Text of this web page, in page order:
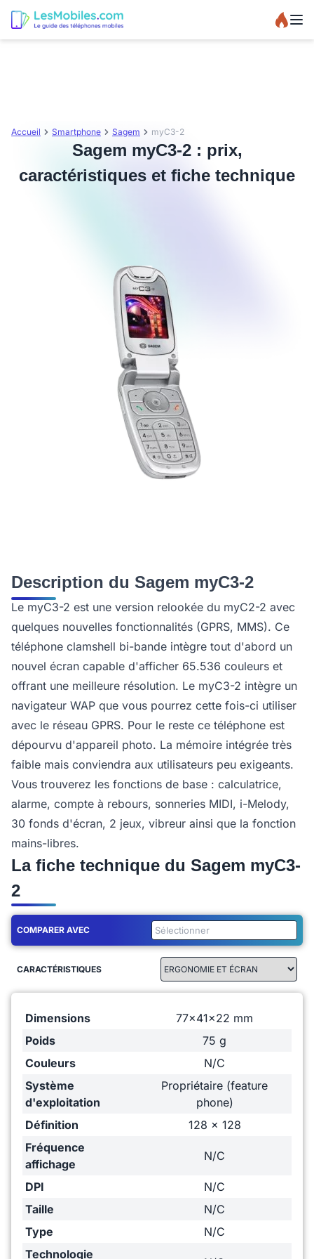
Accueil Smartphone Sagem myC3-2
Sagem myC3-2 : prix,
caractéristiques et fiche technique
Description du Sagem myC3-2
Le myC3-2 est une version relookée du myC2-2 avec
quelques nouvelles fonctionnalités (GPRS, MMS). Ce
téléphone clamshell bi-bande intègre tout d'abord un
nouvel écran capable d'afficher 65.536 couleurs et
offrant une meilleure résolution. Le myC3-2 intègre un
navigateur WAP que vous pourrez cette fois-ci utiliser
avec le réseau GPRS. Pour le reste ce téléphone est
dépourvu d'appareil photo. La mémoire intégrée très
faible mais conviendra aux utilisateurs peu exigeants.
Vous trouverez les fonctions de base : calculatrice,
alarme, compte à rebours, sonneries MIDI, i-Melody,
30 fonds d'écran, 2 jeux, vibreur ainsi que la fonction
mains-libres.
La fiche technique du Sagem myC3-
2
COMPARER AVEC
CARACTÉRISTIQUES
Dimensions
77x41x22 mm
Poids
75 g
Couleurs
N/C
Système
d'exploitation
Propriétaire (feature
phone)
Définition
128 x 128
Fréquence
affichage
N/C
DPI
N/C
Taille
N/C
Type
N/C
Technologie